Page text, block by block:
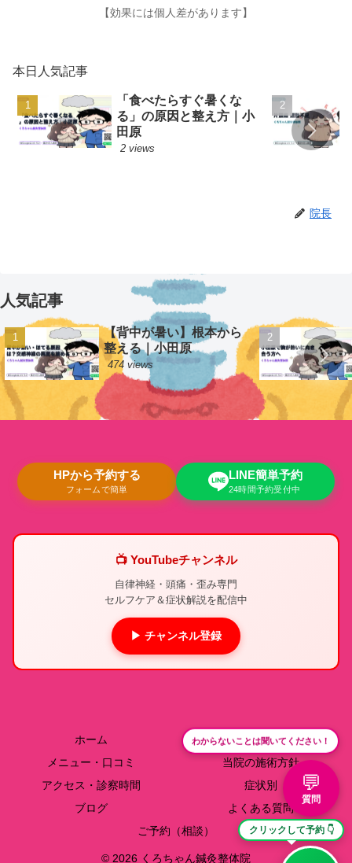
【効果には個人差があります】
本日人気記事
「食べたらすぐ暑くな
る」の原因と整え方｜小
田原
2 views
院長
人気記事
【背中が暑い】根本から
整える｜小田原
474 views
HPから予約する
フォームで簡単
LINE簡単予約
24時間予約受付中
📺 YouTubeチャンネル
自律神経・頭痛・歪み専門
セルフケア＆症状解説を配信中
▶ チャンネル登録
ホーム
院長紹介
メニュー・口コミ
当院の施術方針
アクセス・診察時間
症状別
ブログ
よくある質問
ご予約（相談）
© 2026 くろちゃん鍼灸整体院
わからないことは聞いてください！
💬
質問
クリックして予約 👇